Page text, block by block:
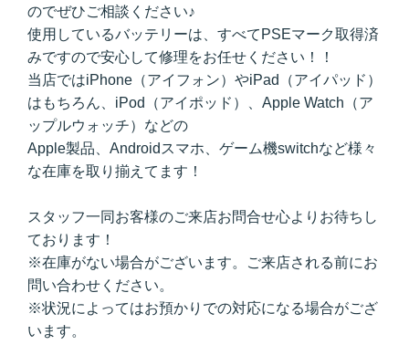
のでぜひご相談ください♪
使用しているバッテリーは、すべてPSEマーク取得済
みですので安心して修理をお任せください！！
当店ではiPhone（アイフォン）やiPad（アイパッド）
はもちろん、iPod（アイポッド）、Apple Watch（ア
ップルウォッチ）などの
Apple製品、Androidスマホ、ゲーム機switchなど様々
な在庫を取り揃えてます！
スタッフ一同お客様のご来店お問合せ心よりお待ちし
ております！
※在庫がない場合がございます。ご来店される前にお
問い合わせください。
※状況によってはお預かりでの対応になる場合がござ
います。